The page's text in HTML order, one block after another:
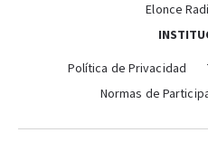
Elonce
Política de Privacidad
Normas de